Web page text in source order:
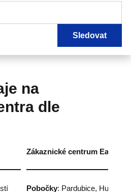
Sledovat
na
dle
Zákaznické centrum East
Pobočky: Pardubice,